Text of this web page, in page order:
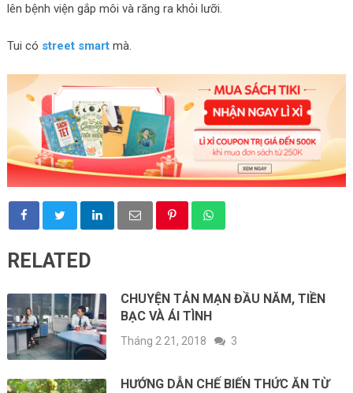
lên bệnh viện gắp môi và răng ra khỏi lưỡi.
Tui có street smartmà.
RELATED
CHUYỆN TẢN MẠN ĐẦU NĂM, TIỀN
BẠC VÀ ÁI TÌNH
Tháng 2 21, 2018 3
HƯỚNG DẪN CHẾ BIẾN THỨC ĂN TỪ